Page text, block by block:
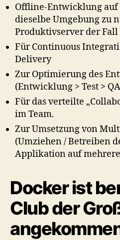
Offline-Entwicklung auf
dieselbe Umgebung zu
Produktivserver der Fall
Für Continuous
Delivery
Zur Optimierung des
(Entwicklung > Test >
Für das verteilte
im Team.
Zur Umsetzung von
(Umziehen / Betreiben
Applikation auf
Docker ist
Club der